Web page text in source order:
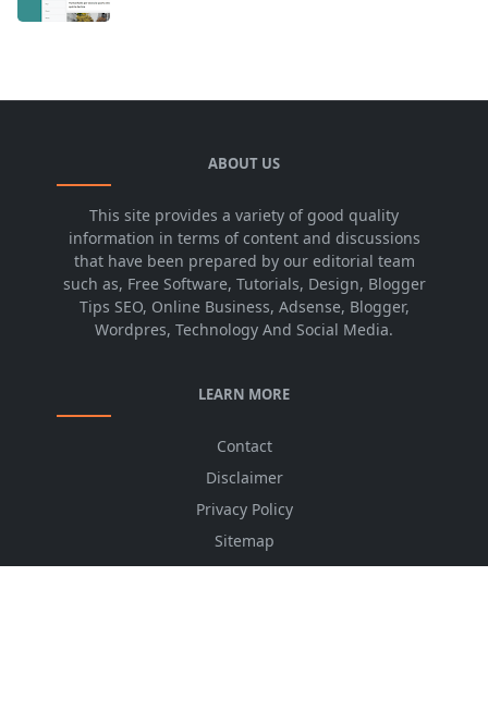
ABOUT US
This site provides a variety of good quality
information in terms of content and discussions
that have been prepared by our editorial team
such as, Free Software, Tutorials, Design, Blogger
Tips SEO, Online Business, Adsense, Blogger,
Wordpres, Technology And Social Media.
LEARN MORE
Contact
Disclaimer
Privacy Policy
Sitemap
Advertising Price